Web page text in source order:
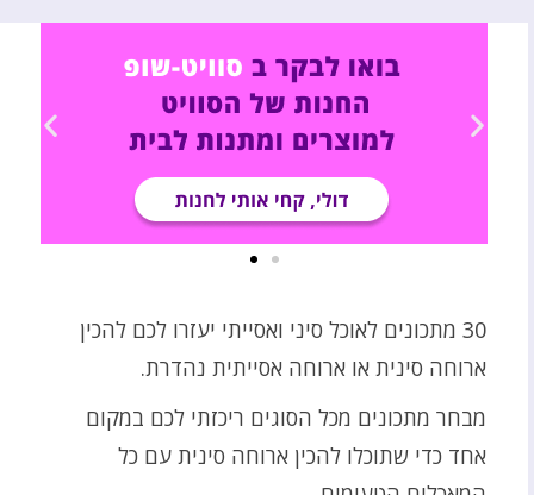
30 מתכונים לאוכל סיני ואסייתי יעזרו לכם להכין
ארוחה סינית או ארוחה אסייתית נהדרת.
מבחר מתכונים מכל הסוגים ריכזתי לכם במקום
אחד כדי שתוכלו להכין ארוחה סינית עם כל